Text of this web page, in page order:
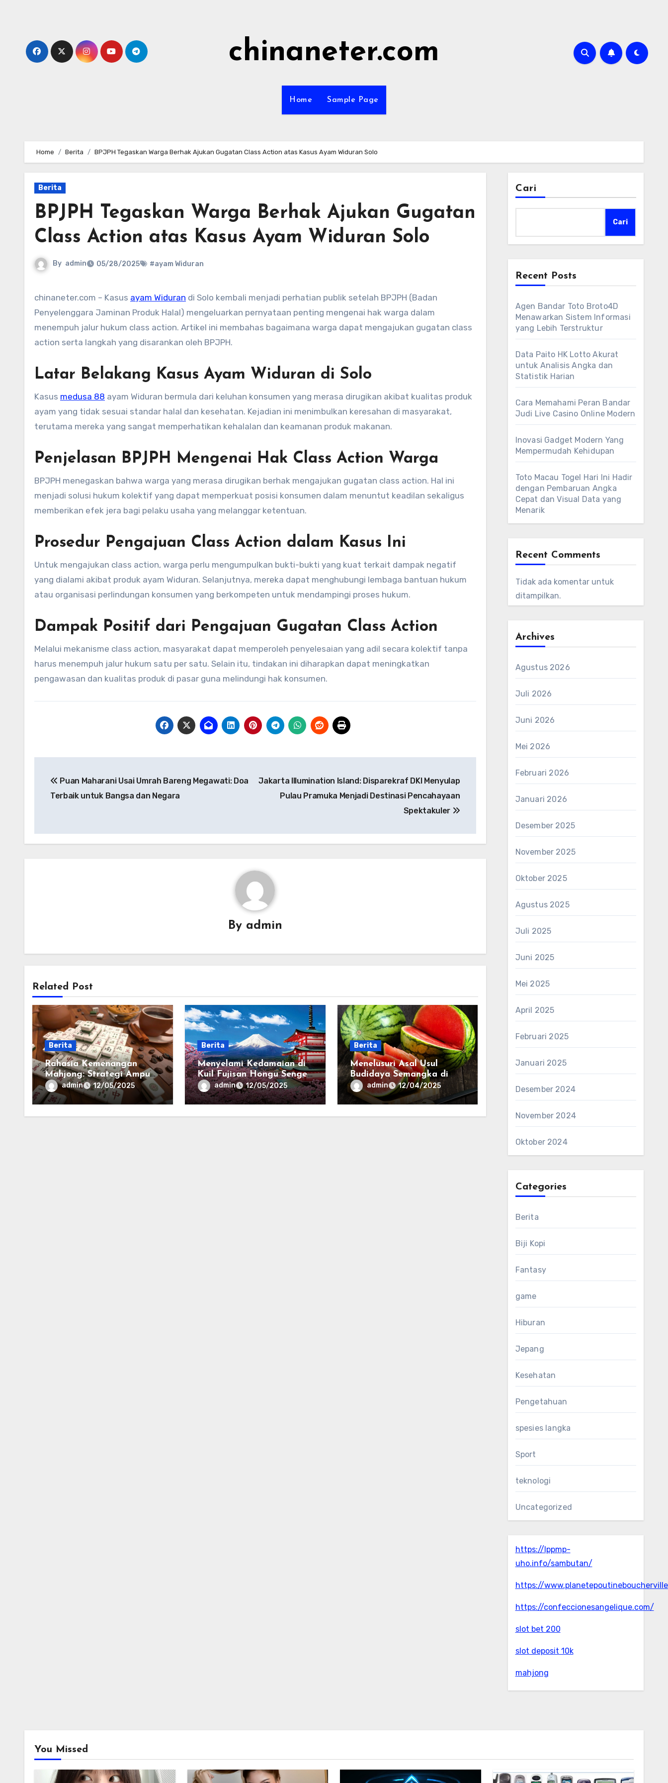
chinaneter.com
Home Sample Page
Home Berita BPJPH Tegaskan Warga Berhak Ajukan Gugatan Class Action atas Kasus Ayam Widuran Solo
Berita
BPJPH Tegaskan Warga Berhak Ajukan Gugatan
Class Action atas Kasus Ayam Widuran Solo
By admin 05/28/2025 #ayam Widuran
chinaneter.com – Kasus ayam Widuran di Solo kembali menjadi perhatian publik setelah BPJPH (Badan
Penyelenggara Jaminan Produk Halal) mengeluarkan pernyataan penting mengenai hak warga dalam
menempuh jalur hukum class action. Artikel ini membahas bagaimana warga dapat mengajukan gugatan class
action serta langkah yang disarankan oleh BPJPH.
Latar Belakang Kasus Ayam Widuran di Solo
Kasus medusa 88 ayam Widuran bermula dari keluhan konsumen yang merasa dirugikan akibat kualitas produk
ayam yang tidak sesuai standar halal dan kesehatan. Kejadian ini menimbulkan keresahan di masyarakat,
terutama mereka yang sangat memperhatikan kehalalan dan keamanan produk makanan.
Penjelasan BPJPH Mengenai Hak Class Action Warga
BPJPH menegaskan bahwa warga yang merasa dirugikan berhak mengajukan gugatan class action. Hal ini
menjadi solusi hukum kolektif yang dapat memperkuat posisi konsumen dalam menuntut keadilan sekaligus
memberikan efek jera bagi pelaku usaha yang melanggar ketentuan.
Prosedur Pengajuan Class Action dalam Kasus Ini
Untuk mengajukan class action, warga perlu mengumpulkan bukti-bukti yang kuat terkait dampak negatif
yang dialami akibat produk ayam Widuran. Selanjutnya, mereka dapat menghubungi lembaga bantuan hukum
atau organisasi perlindungan konsumen yang berkompeten untuk mendampingi proses hukum.
Dampak Positif dari Pengajuan Gugatan Class Action
Melalui mekanisme class action, masyarakat dapat memperoleh penyelesaian yang adil secara kolektif tanpa
harus menempuh jalur hukum satu per satu. Selain itu, tindakan ini diharapkan dapat meningkatkan
pengawasan dan kualitas produk di pasar guna melindungi hak konsumen.
pos Puan Maharani Usai Umrah Bareng Megawati: Doa
Terbaik untuk Bangsa dan Negara
Jakarta Illumination Island: Disparekraf DKI Menyulap
Pulau Pramuka Menjadi Destinasi Pencahayaan
Spektakuler
By admin
Related Post
Berita
Rahasia Kemenangan
Mahjong: Strategi Ampuh
untuk Pemula
admin 12/05/2025
Berita
Menyelami Kedamaian di
Kuil Fujisan Hongu Sengen
Taishaadmin 12/05/2025
Berita
Menelusuri Asal Usul
Budidaya Semangka di
Duniaadmin 12/04/2025
Cari
Cari
Recent Posts
Agen Bandar Toto Broto4D
Menawarkan Sistem Informasi
yang Lebih Terstruktur
Data Paito HK Lotto Akurat
untuk Analisis Angka dan
Statistik Harian
Cara Memahami Peran Bandar
Judi Live Casino Online Modern
Inovasi Gadget Modern Yang
Mempermudah Kehidupan
Toto Macau Togel Hari Ini Hadir
dengan Pembaruan Angka
Cepat dan Visual Data yang
Menarik
Recent Comments
Tidak ada komentar untuk
ditampilkan.
Archives
Agustus 2026
Juli 2026
Juni 2026
Mei 2026
Februari 2026
Januari 2026
Desember 2025
November 2025
Oktober 2025
Agustus 2025
Juli 2025
Juni 2025
Mei 2025
April 2025
Februari 2025
Januari 2025
Desember 2024
November 2024
Oktober 2024
Categories
Berita
Biji Kopi
Fantasy
game
Hiburan
Jepang
Kesehatan
Pengetahuan
spesies langka
Sport
teknologi
Uncategorized
https://lppmp-
uho.info/sambutan/
https://
https://confeccionesangelique.com/
slot bet 200
slot deposit 10k
mahjong
You Missed